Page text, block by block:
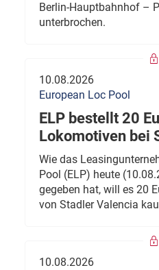
Berlin-Hauptbahnhof –
unterbrochen.
10.08.2026
European Loc Pool
ELP bestellt 20
Lokomotiven bei
Wie das
Pool (ELP) heute
gegeben hat, will es 20
von Stadler Valencia
10.08.2026